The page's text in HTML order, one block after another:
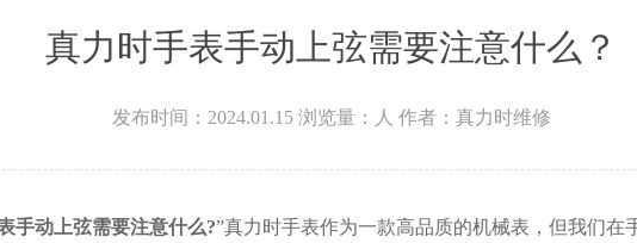
真力时手表手动上弦需要注意什么？
发布时间：2024.01.15 浏览量： 人 作者：真力时维修
手动上弦需要注意什么?”真力时手表作为一款高品质的机械表，但我们